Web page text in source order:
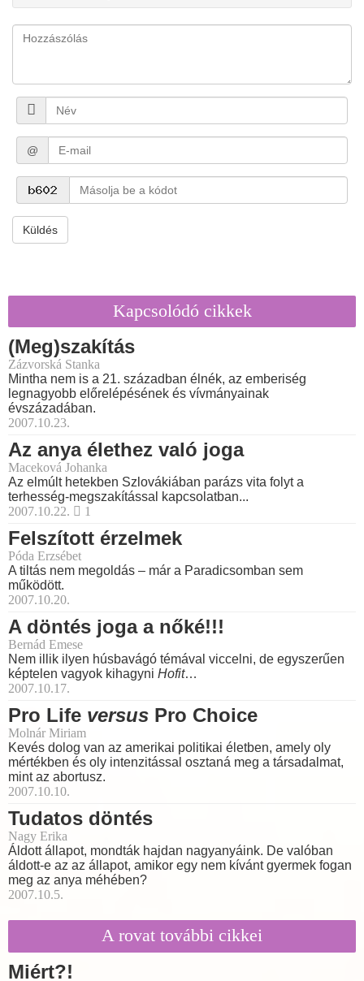
@
Küldés
Kapcsolódó cikkek
(Meg)szakítás
Zázvorská Stanka
Mintha nem is a 21. században élnék, az emberiség
legnagyobb előrelépésének és vívmányainak
évszázadában.
2007.10.23.
Az anya élethez való joga
Maceková Johanka
Az elmúlt hetekben Szlovákiában parázs vita folyt a
terhesség-megszakítással kapcsolatban...
2007.10.22.
1
Felszított érzelmek
Póda Erzsébet
A tiltás nem megoldás – már a Paradicsomban sem
működött.
2007.10.20.
A döntés joga a nőké!!!
Bernád Emese
Nem illik ilyen húsbavágó témával viccelni, de egyszerűen
képtelen vagyok kihagyni Hofit…
2007.10.17.
Pro Life versus Pro Choice
Molnár Miriam
Kevés dolog van az amerikai politikai életben, amely oly
mértékben és oly intenzitással osztaná meg a társadalmat,
mint az abortusz.
2007.10.10.
Tudatos döntés
Nagy Erika
Áldott állapot, mondták hajdan nagyanyáink. De valóban
áldott-e az az állapot, amikor egy nem kívánt gyermek fogan
meg az anya méhében?
2007.10.5.
A rovat további cikkei
Miért?!